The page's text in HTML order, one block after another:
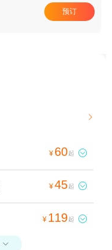
预订

¥ 60起 
¥45起 
¥ 119起 
